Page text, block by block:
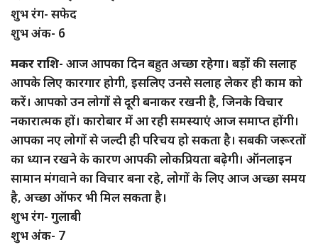
शुभ रंग- सफेद
शुभ अंक- 6
मकर राशि- आज आपका दिन बहुत अच्छा रहेगा। बड़ों की सलाह
आपके लिए कारगार होगी, इसलिए उनसे सलाह लेकर ही काम को
करें। आपको उन लोगों से दूरी बनाकर रखनी है, जिनके विचार
नकारात्मक हों। कारोबार में आ रही समस्याएं आज समाप्त होंगी।
आपका नए लोगों से जल्दी ही परिचय हो सकता है। सबकी जरूरतों
का ध्यान रखने के कारण आपकी लोकप्रियता बढ़ेगी। ऑनलाइन
सामान मंगवाने का विचार बना रहे, लोगों के लिए आज अच्छा समय
है, अच्छा ऑफर भी मिल सकता है।
शुभ रंग- गुलाबी
शुभ अंक- 7